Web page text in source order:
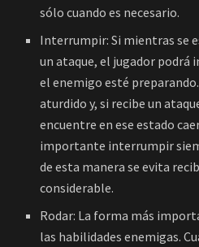
sólo cuando es necesario.
Interrumpir: Si mientras se
un ataque, el jugador podrá
el enemigo esté
aturdido y, si recibe un
encuentre en ese estado
importante interrumpir
de esta manera se evita
considerable.
Rodar: La forma más
las habilidades enemigas.